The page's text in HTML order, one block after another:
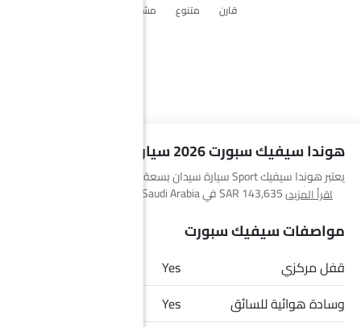
قارن متنوع مشاركة
هوندا سيفيك سبورت 2026 سيارة
Sport هم K8 Hybrid EX, K8 Hybrid EX2, 8 STD و 8 Comfort.
اقرأ المزيد
مواصفات سيفيك سبورت
قفل مركزي
Yes
وسادة هوائية للسائق
Yes